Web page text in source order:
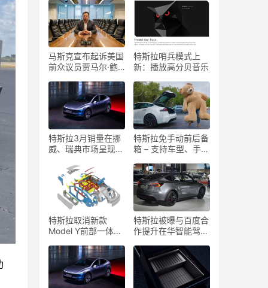
马斯克宣布起诉美国
前众议员贾马尔·鲍
特斯拉哨兵模式上
新：播放高分贝音乐
特斯拉3月销量在挪
威、瑞典市场呈现复
特斯拉免手动前后备
箱 – 支持车型、手机
特斯拉取消新款
Model Y前部一体压
铸工艺
特斯拉被曝与百度合
作提升在华智能驾驶